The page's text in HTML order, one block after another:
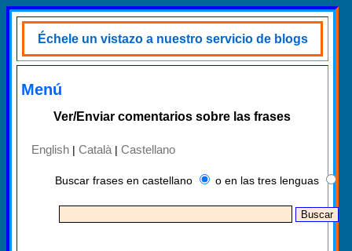
Échele un vistazo a nuestro servicio de blogs
Menú
Ver/Enviar comentarios sobre las frases
English | Català | Castellano
Buscar frases en castellano o en las tres lenguas